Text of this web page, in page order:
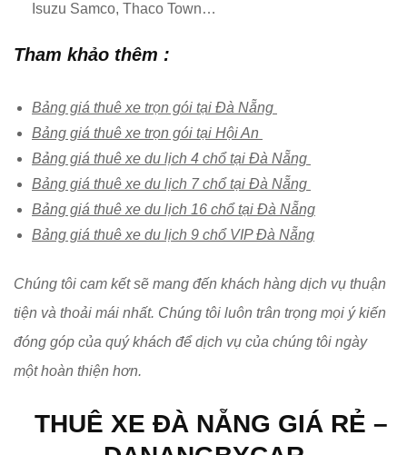
Isuzu Samco, Thaco Town…
Tham khảo thêm :
Bảng giá thuê xe trọn gói tại Đà Nẵng
Bảng giá thuê xe trọn gói tại Hội An
Bảng giá thuê xe du lịch 4 chổ tại Đà Nẵng
Bảng giá thuê xe du lịch 7 chổ tại Đà Nẵng
Bảng giá thuê xe du lịch 16 chổ tại Đà Nẵng
Bảng giá thuê xe du lịch 9 chổ VIP Đà Nẵng
Chúng tôi cam kết sẽ mang đến khách hàng dịch vụ thuận
tiện và thoải mái nhất. Chúng tôi luôn trân trọng mọi ý kiến
đóng góp của quý khách để dịch vụ của chúng tôi ngày
một hoàn thiện hơn.
THUÊ XE ĐÀ NẴNG GIÁ RẺ –